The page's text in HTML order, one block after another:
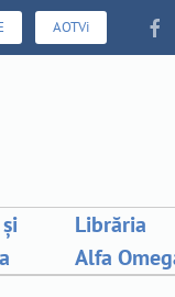
AOTVi
Librăria
Alfa